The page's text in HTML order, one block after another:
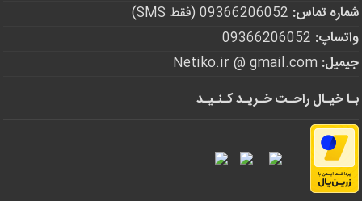
شماره تماس:
واتساپ:
جیمیل:
بـا خیـال راحـت خـریـد کـنـیـد